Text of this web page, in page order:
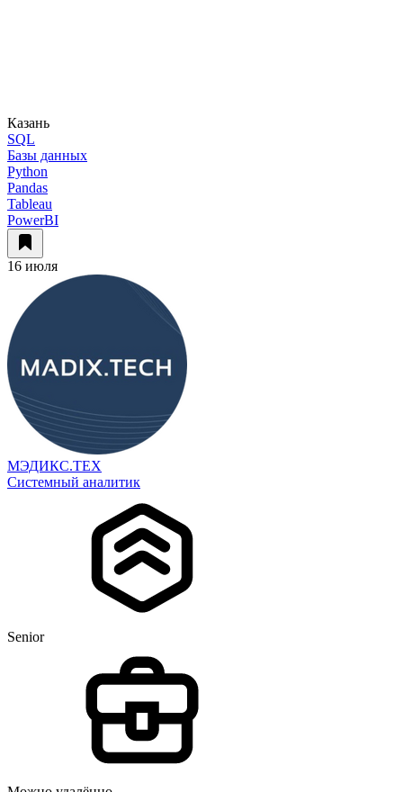
Казань
SQL
Базы данных
Python
Pandas
Tableau
PowerBI
16 июля
МЭДИКС.ТЕХ
Системный аналитик
Senior